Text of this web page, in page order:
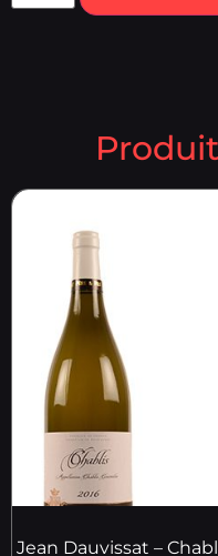
Jean Dauvissat –